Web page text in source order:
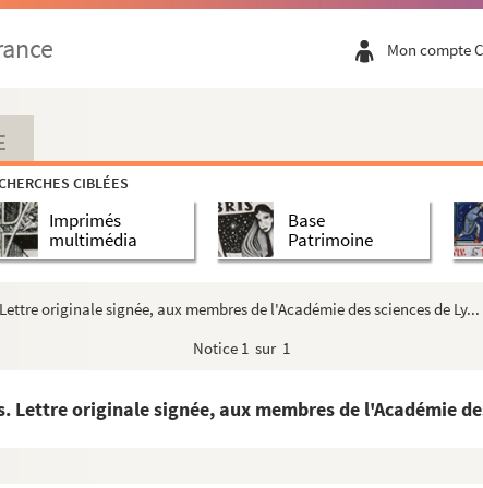
Mon compte
CIBLÉES
Imprimés
multimédia
Base
Patrimoine
originale signée, aux membres de l'Académie des sciences de Ly...
Notice 1 sur 1
originale signée, aux membres de l'Académie
Andelys
lettres, à Nantes
écrivain commercial